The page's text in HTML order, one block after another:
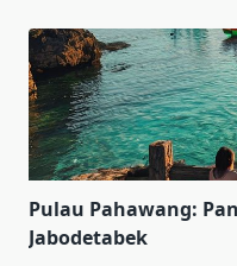
Pulau Pahawang:
Jabodetabek